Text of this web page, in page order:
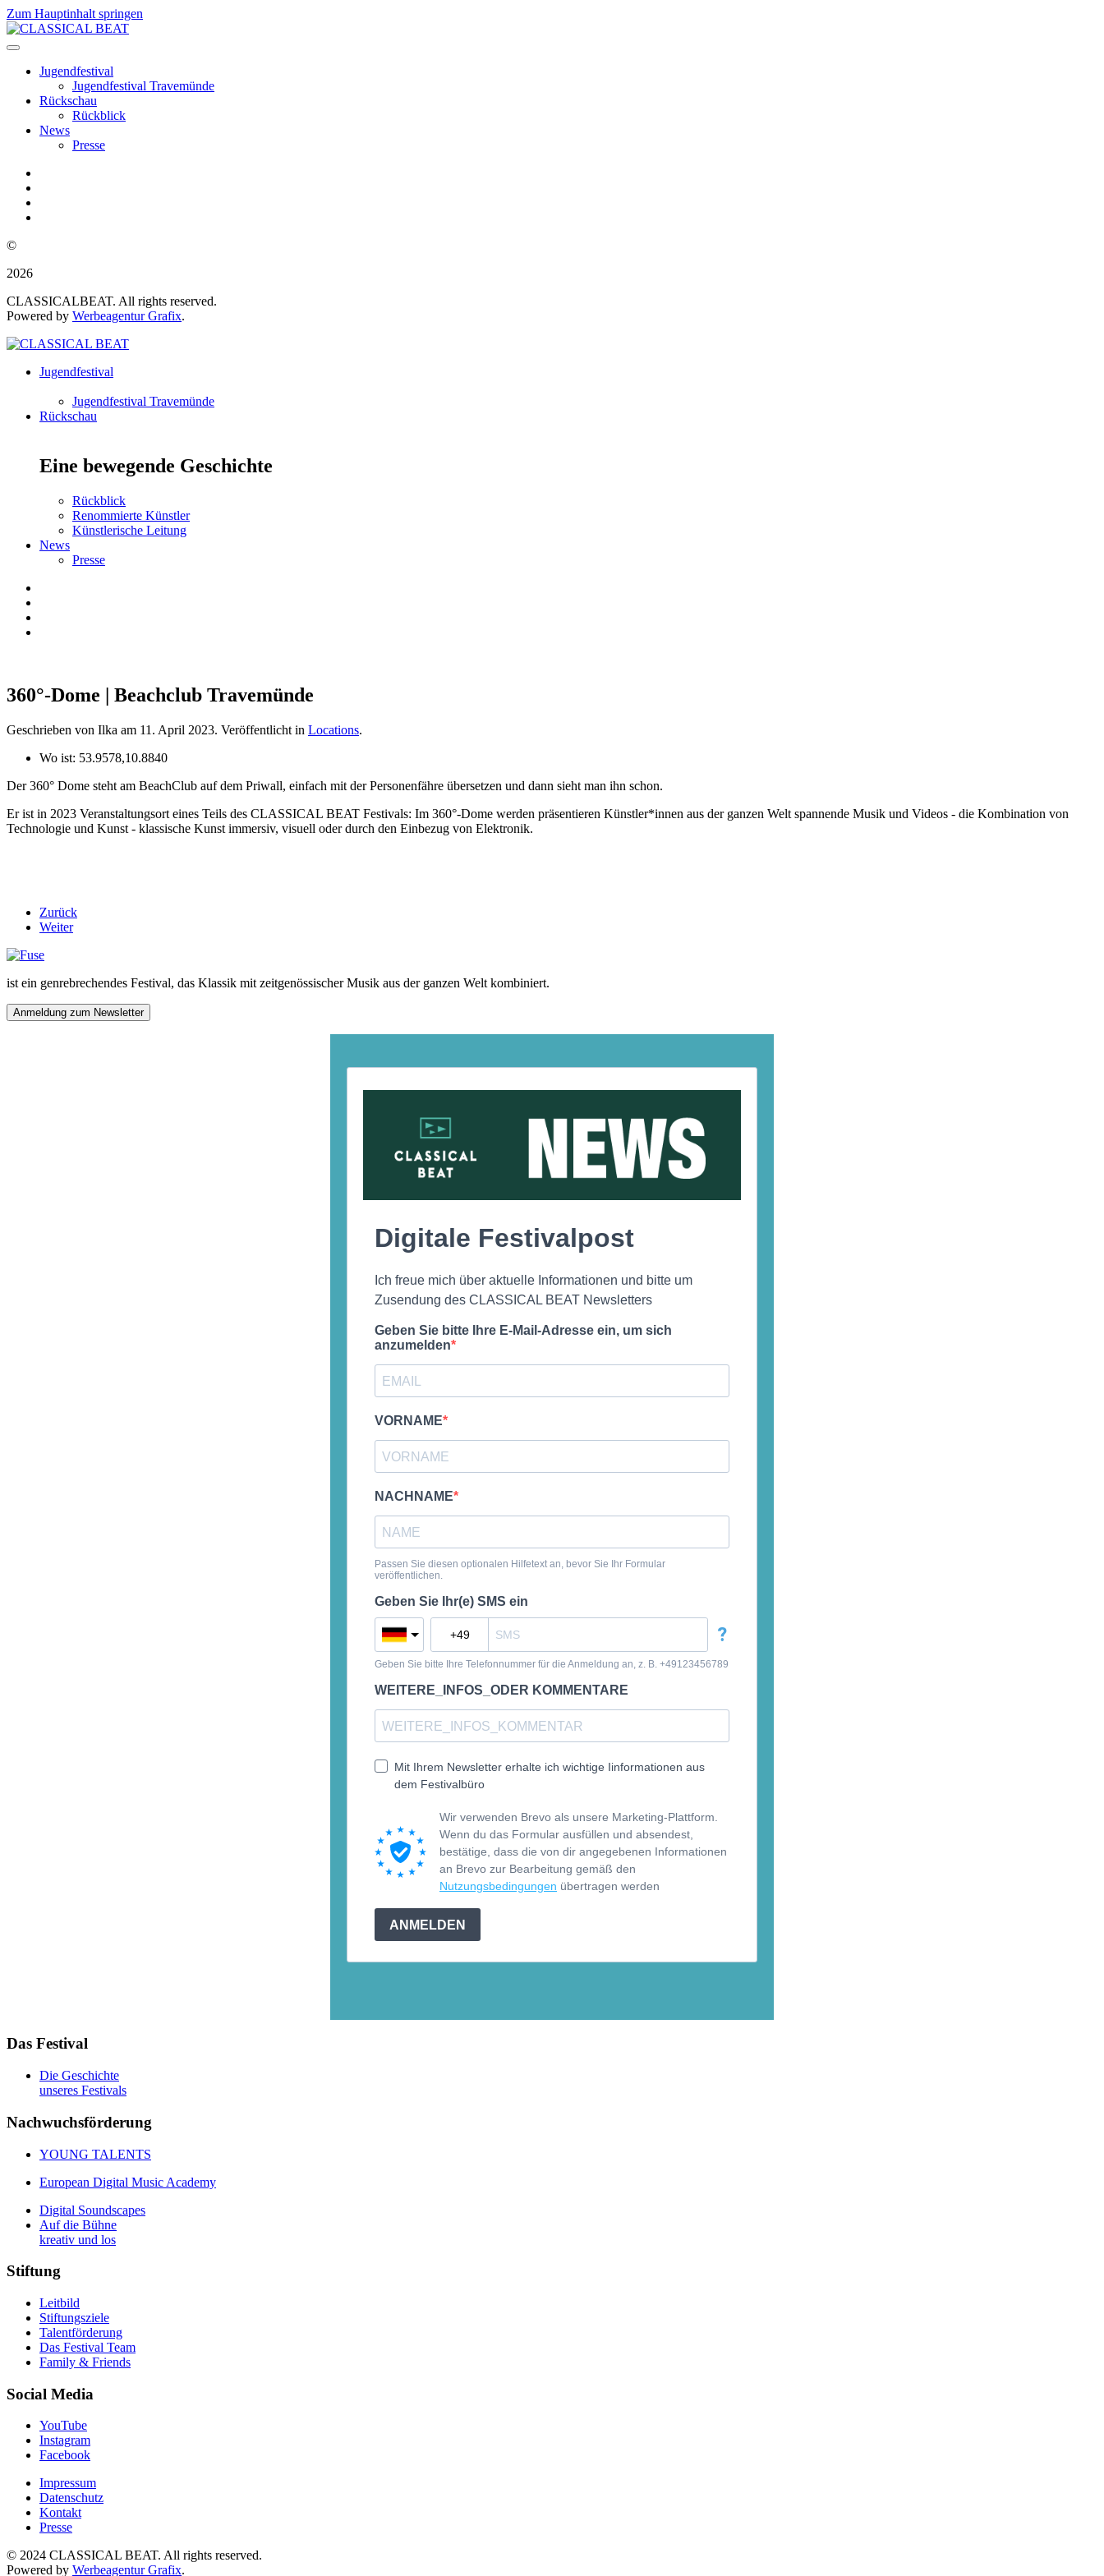
Zum Hauptinhalt springen
Jugendfestival
Jugendfestival Travemünde
Rückschau
Rückblick
News
Presse
©
2026
CLASSICALBEAT. All rights reserved.
Powered by Werbeagentur Grafix.
Jugendfestival
Jugendfestival Travemünde
Rückschau
Eine bewegende Geschichte
Rückblick
Renommierte Künstler
Künstlerische Leitung
News
Presse
360°-Dome | Beachclub Travemünde
Geschrieben von Ilka am 11. April 2023. Veröffentlicht in Locations.
Wo ist: 53.9578,10.8840
Der 360° Dome steht am BeachClub auf dem Priwall, einfach mit der Personenfähre übersetzen und dann sieht man ihn schon.
Er ist in 2023 Veranstaltungsort eines Teils des CLASSICAL BEAT Festivals: Im 360°-Dome werden präsentieren Künstler*innen aus der ganzen Welt spannende Musik und Videos - die Kombination von
Technologie und Kunst - klassische Kunst immersiv, visuell oder durch den Einbezug von Elektronik.
Zurück
Weiter
ist ein genrebrechendes Festival, das Klassik mit zeitgenössischer Musik aus der ganzen Welt kombiniert.
Anmeldung zum Newsletter
Das Festival
Die Geschichte
unseres Festivals
Nachwuchsförderung
YOUNG TALENTS
European Digital Music Academy
Digital Soundscapes
Auf die Bühne
kreativ und los
Stiftung
Leitbild
Stiftungsziele
Talentförderung
Das Festival Team
Family & Friends
Social Media
YouTube
Instagram
Facebook
Impressum
Datenschutz
Kontakt
Presse
© 2024 CLASSICAL BEAT. All rights reserved.
Powered by Werbeagentur Grafix.